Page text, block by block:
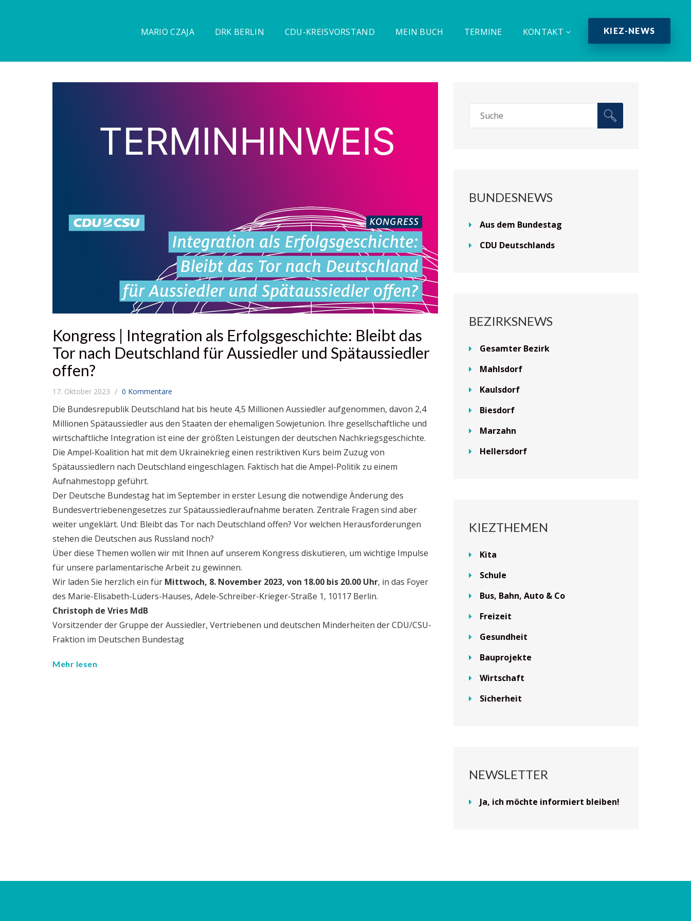
MARIO CZAJA DRK BERLIN CDU-KREISVORSTAND MEIN BUCH TERMINE KONTAKT KIEZ-NEWS
Kongress | Integration als Erfolgsgeschichte: Bleibt das
Tor nach Deutschland für Aussiedler und Spätaussiedler
offen?
17. Oktober 2023 0 Kommentare
Die Bundesrepublik Deutschland hat bis heute 4,5 Millionen Aussiedler aufgenommen, davon 2,4
Millionen Spätaussiedler aus den Staaten der ehemaligen Sowjetunion. Ihre gesellschaftliche und
wirtschaftliche Integration ist eine der größten Leistungen der deutschen Nachkriegsgeschichte.
Die Ampel-Koalition hat mit dem Ukrainekrieg einen restriktiven Kurs beim Zuzug von
Spätaussiedlern nach Deutschland eingeschlagen. Faktisch hat die Ampel-Politik zu einem
Aufnahmestopp geführt.
Der Deutsche Bundestag hat im September in erster Lesung die notwendige Änderung des
Bundesvertriebenengesetzes zur Spätaussiedleraufnahme beraten. Zentrale Fragen sind aber
weiter ungeklärt. Und: Bleibt das Tor nach Deutschland offen? Vor welchen Herausforderungen
stehen die Deutschen aus Russland noch?
Über diese Themen wollen wir mit Ihnen auf unserem Kongress diskutieren, um wichtige Impulse
für unsere parlamentarische Arbeit zu gewinnen.
Wir laden Sie herzlich ein für Mittwoch, 8. November 2023, von 18.00 bis 20.00 Uhr, in das Foyer
des Marie-Elisabeth-Lüders-Hauses, Adele-Schreiber-Krieger-Straße 1, 10117 Berlin.
Christoph de Vries MdB
Vorsitzender der Gruppe der Aussiedler, Vertriebenen und deutschen Minderheiten der CDU/CSU-
Fraktion im Deutschen Bundestag
Mehr lesen
BUNDESNEWS
Aus dem Bundestag
CDU Deutschlands
BEZIRKSNEWS
Gesamter Bezirk
Mahlsdorf
Kaulsdorf
Biesdorf
Marzahn
Hellersdorf
KIEZTHEMEN
Kita
Schule
Bus, Bahn, Auto & Co
Freizeit
Gesundheit
Bauprojekte
Wirtschaft
Sicherheit
NEWSLETTER
Ja, ich möchte informiert bleiben!